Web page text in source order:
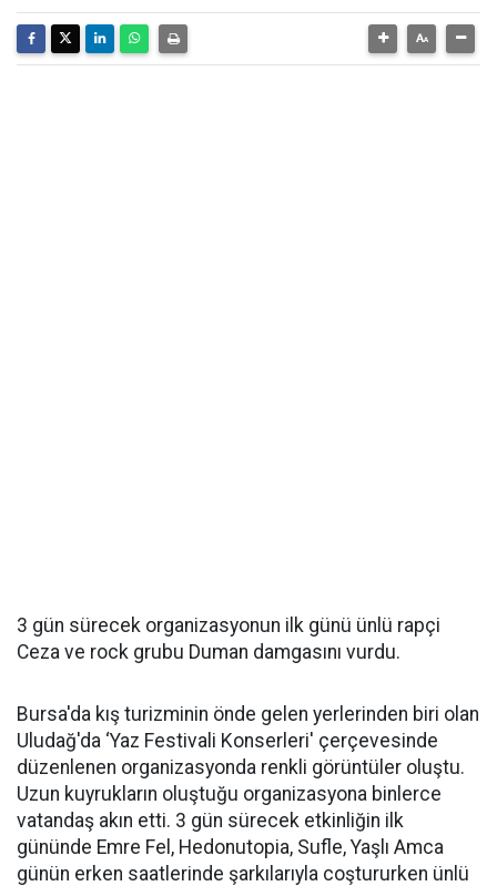
3 gün sürecek organizasyonun ilk günü ünlü rapçi
Ceza ve rock grubu Duman damgasını vurdu.
Bursa'da kış turizminin önde gelen yerlerinden biri olan
Uludağ'da ‘Yaz Festivali Konserleri' çerçevesinde
düzenlenen organizasyonda renkli görüntüler oluştu.
Uzun kuyrukların oluştuğu organizasyona binlerce
vatandaş akın etti. 3 gün sürecek etkinliğin ilk
gününde Emre Fel, Hedonutopia, Sufle, Yaşlı Amca
günün erken saatlerinde şarkılarıyla coştururken ünlü